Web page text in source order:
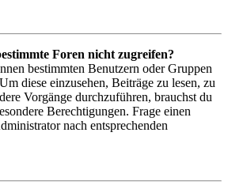
Foren nicht zugreifen?
bestimmten Benutzern oder Gruppen
diese einzusehen, Beiträge zu lesen, zu
Vorgänge durchzuführen, brauchst du
Berechtigungen. Frage einen
nach entsprechenden